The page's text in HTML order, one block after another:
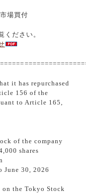
場買付
ください。
it has repurchased
156 of the
to Article 165,
of the company
shares
June 30, 2026
the Tokyo Stock